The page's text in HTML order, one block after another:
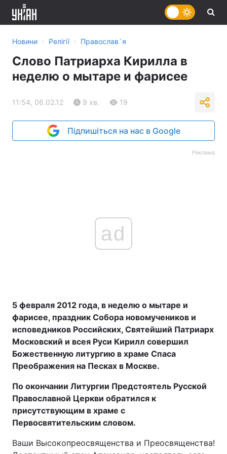
Новини › Релігії › Православ`я
Слово Патриарха Кирилла в
неделю о мытаре и фарисее
11:54, 06.02.12 9 хв. 19
Підпишіться на нас в Google
Реклама
ad
5 февраля 2012 года, в неделю о мытаре и
фарисее, праздник Собора новомучеников и
исповедников Российских, Святейший Патриарх
Московский и всея Руси Кирилл совершил
Божественную литургию в храме Спаса
Преображения на Песках в Москве.
По окончании Литургии Предстоятель Русской
Православной Церкви обратился к
присутствующим в храме с
Первосвятительским словом.
Ваши Высокопреосвященства и Преосвященства!